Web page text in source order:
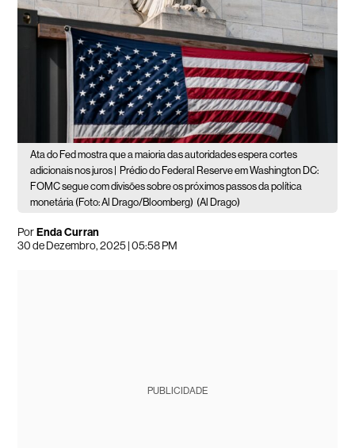
Ata do Fed mostra que a maioria das autoridades espera cortes
adicionais nos juros |
Prédio do Federal Reserve em Washington DC:
FOMC segue com divisões sobre os próximos passos da política
monetária (Foto: Al Drago/Bloomberg) (Al Drago)
PorEnda Curran
30 de Dezembro, 2025 | 05:58 PM
PUBLICIDADE